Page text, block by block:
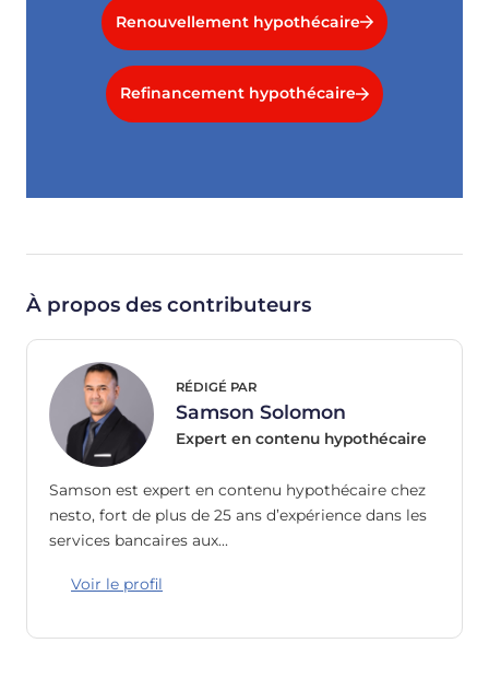
Renouvellement hypothécaire
Refinancement hypothécaire
À propos des contributeurs
RÉDIGÉ PAR
Samson Solomon
Expert en contenu hypothécaire
Samson est expert en contenu hypothécaire chez
nesto, fort de plus de 25 ans d’expérience dans les
services bancaires aux…
Voir le profil